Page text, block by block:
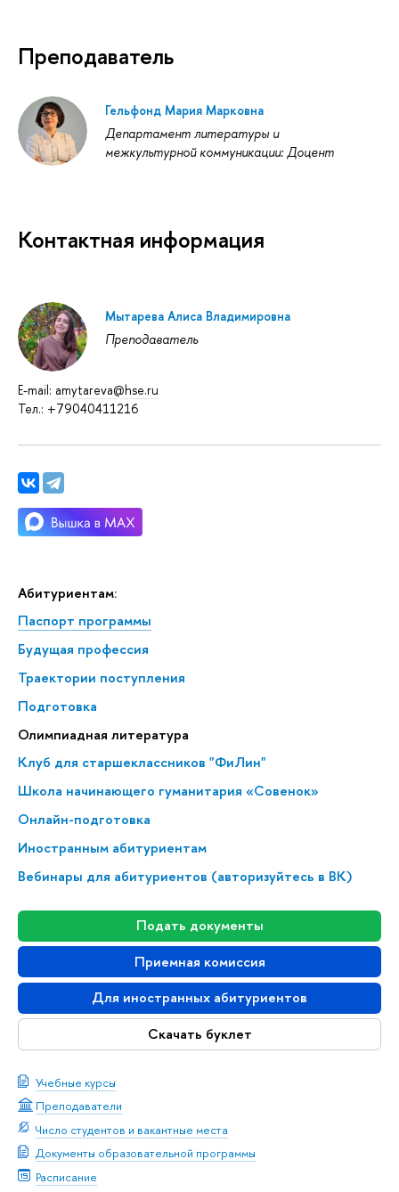
Абитуриентам:
Паспорт программы
Будущая профессия
Траектории поступления
Подготовка
Олимпиадная литература
Клуб для стар­ше­класс­ни­ков "ФиЛин"
Школа начинающего гуманитария «Совенок»
Онлайн-подготовка
Иностранным абитуриентам
Вебинары для абитуриентов (авторизуйтесь в ВК)
Подать документы
Приемная комиссия
Для иностранных абитуриентов
Скачать буклет
Учебные курсы
Преподаватели
Число студентов и вакантные места
Документы образовательной программы
Расписание
Преподаватель
Гельфонд Мария Марковна
Департамент литературы и
межкультурной коммуникации: Доцент
Контактная информация
Мытарева Алиса Владимировна
Преподаватель
E-mail: amytareva@hse.ru
Тел.: +79040411216